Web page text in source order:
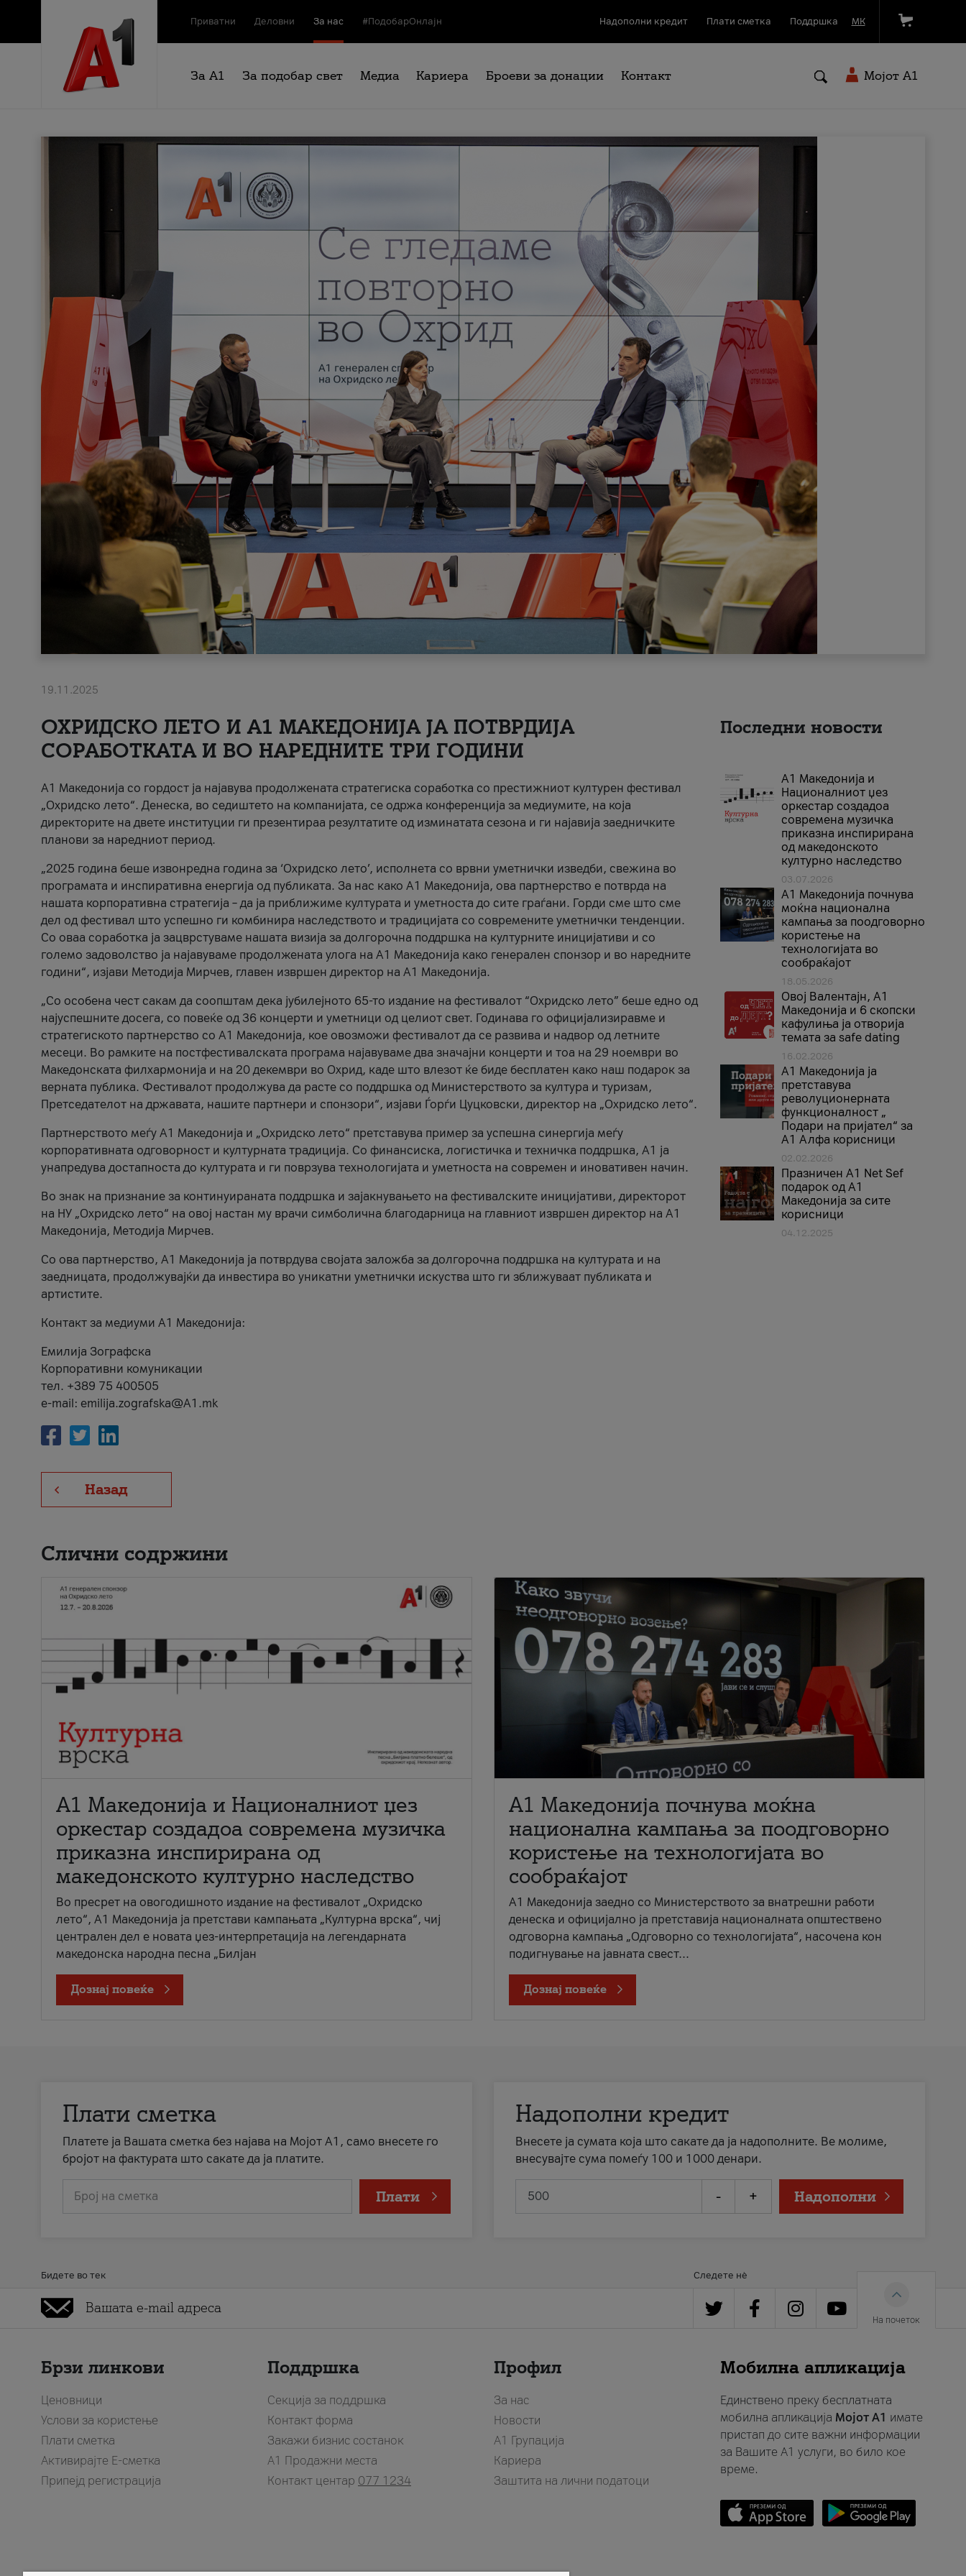
Приватни Деловни За нас #ПодобарОнлајн Надополни кредит Плати сметка Поддршка МК
За А1 За подобар свет Медиа Кариера Броеви за донации Контакт Мојот A1
19.11.2025
ОХРИДСКО ЛЕТО И A1 МАКЕДОНИЈА ЈА ПОТВРДИЈА
СОРАБОТКАТА И ВО НАРЕДНИТЕ ТРИ ГОДИНИ
A1 Македонија со гордост ја најавува продолжената стратегиска соработка со престижниот културен фестивал
„Охридско лето“. Денеска, во седиштето на компанијата, се одржа конференција за медиумите, на која
директорите на двете институции ги презентираа резултатите од изминатата сезона и ги најавија заедничките
планови за наредниот период.
„2025 година беше извонредна година за ‘Охридско лето’, исполнета со врвни уметнички изведби, свежина во
програмата и инспиративна енергија од публиката. За нас како A1 Македонија, ова партнерство е потврда на
нашата корпоративна стратегија – да ја приближиме културата и уметноста до сите граѓани. Горди сме што сме
дел од фестивал што успешно ги комбинира наследството и традицијата со современите уметнички тенденции.
Со оваа соработка ја зацврстуваме нашата визија за долгорочна поддршка на културните иницијативи и со
големо задоволство ја најавуваме продолжената улога на A1 Македонија како генерален спонзор и во наредните
години“, изјави Методија Мирчев, главен извршен директор на A1 Македонија.
„Со особена чест сакам да соопштам дека јубилејното 65-то издание на фестивалот “Охридско лето” беше едно од
најуспешните досега, со повеќе од 36 концерти и уметници од целиот свет. Годинава го официјализиравме и
стратегиското партнерство со А1 Македонија, кое овозможи фестивалот да се развива и надвор од летните
месеци. Во рамките на постфестивалската програма најавуваме два значајни концерти и тоа на 29 ноември во
Македонската филхармонија и на 20 декември во Охрид, каде што влезот ќе биде бесплатен како наш подарок за
верната публика. Фестивалот продолжува да расте со поддршка од Министерството за култура и туризам,
Претседателот на државата, нашите партнери и спонзори“, изјави Ѓорѓи Цуцковски, директор на „Охридско лето“.
Партнерството меѓу A1 Македонија и „Охридско лето“ претставува пример за успешна синергија меѓу
корпоративната одговорност и културната традиција. Со финансиска, логистичка и техничка поддршка, A1 ја
унапредува достапноста до културата и ги поврзува технологијата и уметноста на современ и иновативен начин.
Во знак на признание за континуираната поддршка и зајакнувањето на фестивалските иницијативи, директорот
на НУ „Охридско лето“ на овој настан му врачи симболична благодарница на главниот извршен директор на A1
Македонија, Методија Мирчев.
Со ова партнерство, A1 Македонија ја потврдува својата заложба за долгорочна поддршка на културата и на
заедницата, продолжувајќи да инвестира во уникатни уметнички искуства што ги зближуваат публиката и
артистите.
Контакт за медиуми А1 Македонија:
Емилија Зографска
Корпоративни комуникации
тел. +389 75 400505
e-mail: emilija.zografska@A1.mk
Назад
Последни новости
А1 Македонија и
Националниот џез
оркестар создадоа
современа музичка
приказна инспирирана
од македонското
културно наследство
03.07.2026
A1 Македонија почнува
моќна национална
кампања за поодговорно
користење на
технологијата во
сообраќајот
18.05.2026
Овој Валентајн, A1
Македонија и 6 скопски
кафулиња ја отворија
темата за safe dating
16.02.2026
А1 Македонија ја
претставува
револуционерната
функционалност „
Подари на пријател“ за
А1 Алфа корисници
02.02.2026
Празничен A1 Net Sеf
подарок од А1
Македонија за сите
корисници
04.12.2025
Слични содржини
А1 Македонија и Националниот џез
оркестар создадоа современа музичка
приказна инспирирана од
македонското културно наследство
Во пресрет на овогодишното издание на фестивалот „Охридско
лето“, А1 Македонија ја претстави кампањата „Културна врска“, чиј
централен дел е новата џез-интерпретација на легендарната
македонска народна песна „Билјан
Дознај повеќе
A1 Македонија почнува моќна
национална кампања за поодговорно
користење на технологијата во
сообраќајот
A1 Македонија заедно со Министерството за внатрешни работи
денеска и официјално ја претставија националната општествено
одговорна кампања „Одговорно со технологијата“, насочена кон
подигнување на јавната свест...
Дознај повеќе
Плати сметка
Платете ја Вашата сметка без најава на Мојот А1, само внесете го
бројот на фактурата што сакате да ја платите.
Број на сметка Плати
Надополни кредит
Внесете ја сумата која што сакате да ја надополните. Ве молиме,
внесувајте сума помеѓу 100 и 1000 денари.
- + Надополни
Бидете во тек Следете нè
На почеток
Брзи линкови
Ценовници
Услови за користење
Плати сметка
Активирајте Е-сметка
Припејд регистрација
Поддршка
Секција за поддршка
Контакт форма
Закажи бизнис состанок
A1 Продажни места
Контакт центар 077 1234
Профил
За нас
Новости
А1 Групација
Кариера
Заштита на лични податоци
Мобилна апликација
Единствено преку бесплатната
мобилна апликација Мојот A1 имате
пристап до сите важни информации
за Вашите A1 услуги, во било кое
време.